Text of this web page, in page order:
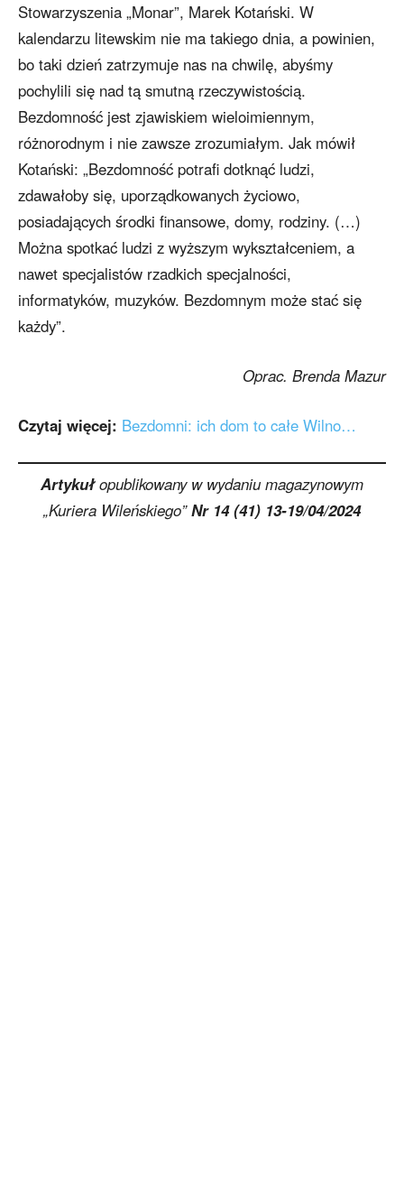
Stowarzyszenia „Monar”, Marek Kotański. W
kalendarzu litewskim nie ma takiego dnia, a powinien,
bo taki dzień zatrzymuje nas na chwilę, abyśmy
pochylili się nad tą smutną rzeczywistością.
Bezdomność jest zjawiskiem wieloimiennym,
różnorodnym i nie zawsze zrozumiałym. Jak mówił
Kotański: „Bezdomność potrafi dotknąć ludzi,
zdawałoby się, uporządkowanych życiowo,
posiadających środki finansowe, domy, rodziny. (…)
Można spotkać ludzi z wyższym wykształceniem, a
nawet specjalistów rzadkich specjalności,
informatyków, muzyków. Bezdomnym może stać się
każdy”.
Oprac. Brenda Mazur
Czytaj więcej: Bezdomni: ich dom to całe Wilno…
Artykułopublikowany w wydaniu magazynowym
„Kuriera Wileńskiego”Nr 14 (41) 13-19/04/2024